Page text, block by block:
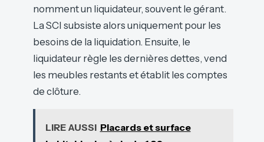
nomment un liquidateur, souvent le gérant.
La SCI subsiste alors uniquement pour les
besoins de la liquidation. Ensuite, le
liquidateur règle les dernières dettes, vend
les meubles restants et établit les comptes
de clôture.
LIRE AUSSI Placards et surface